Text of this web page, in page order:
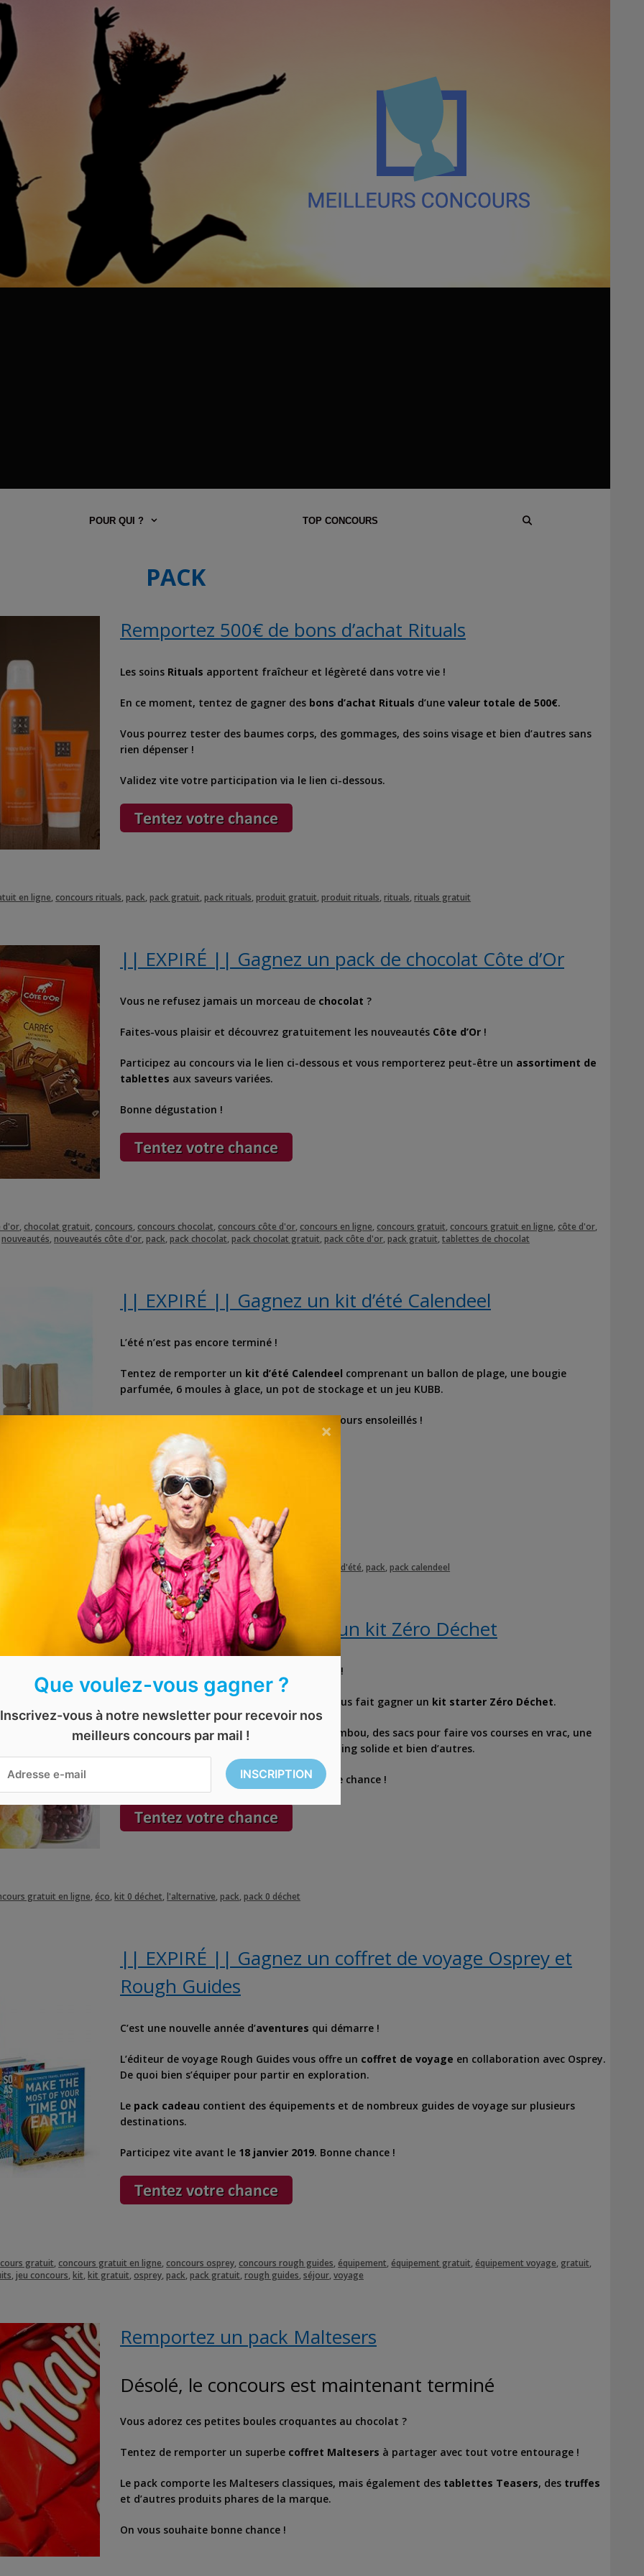
POUR QUI ? TOP CONCOURS
PACK
Remportez 500€ de bons d’achat Rituals
Les soins Rituals apportent fraîcheur et légèreté dans votre vie !
En ce moment, tentez de gagner des bons d’achat Rituals d’une valeur totale de 500€.
Vous pourrez tester des baumes corps, des gommages, des soins visage et bien d’autres sans
rien dépenser !
Validez vite votre participation via le lien ci-dessous.
en ligne concours rituals ,pack ,pack gratuit ,pack rituals ,produit gratuit ,produit rituals ,rituals ,rituals gratuit
|| EXPIRÉ || Gagnez un pack de chocolat Côte d’Or
Vous ne refusez jamais un morceau de chocolat ?
Faites-vous plaisir et découvrez gratuitement les nouveautés Côte d’Or !
Participez au concours via le lien ci-dessous et vous remporterez peut-être un assortiment de
tablettes aux saveurs variées.
Bonne dégustation !
d'or chocolat gratuit concours concours chocolat concours côte d'or concours en ligne concours gratuit concours gratuit en ligne côte d'or
nouveautés nouveautés côte d'or pack pack chocolat pack chocolat gratuit pack côte d'or pack gratuit tablettes de chocolat
|| EXPIRÉ || Gagnez un kit d’été Calendeel
L’été n’est pas encore terminé !
Tentez de remporter un kit d’été Calendeel comprenant un ballon de plage, une bougie
parfumée, 6 moules à glace, un pot de stockage et un jeu KUBB.
De quoi profiter un maximum des derniers jours ensoleillés !
Participez avant le
concours gratuit en ligne,été,jeu concours, kit , kit calendeel kit d'été,pack,pack calendeel
|| EXPIRÉ || Remportez un kit Zéro Déchet
Optez pour un mode de vie plus écologique !
vous fait gagner un kit starter Zéro Déchet.
Ce pack comprend une brosse à dent en bambou, des sacs pour faire vos courses en vrac, une
gourde, des pailles réutilisables, du shampoing solide et bien d’autres.
Le concours se clôture le31 mai 2019. Bonne chance !
gratuit en ligne éco ,kit 0 déchet ,l'alternative ,pack ,pack 0 déchet
|| EXPIRÉ || Gagnez un coffret de voyage Osprey et
Rough Guides
C’est une nouvelle année d’aventures qui démarre !
L’éditeur de voyage Rough Guides vous offre un coffret de voyage en collaboration avec Osprey.
De quoi bien s’équiper pour partir en exploration.
Le pack cadeau contient des équipements et de nombreux guides de voyage sur plusieurs
destinations.
Participez vite avant le 18 janvier 2019. Bonne chance !
gratuit concours gratuit en ligne concours osprey concours rough guides équipement équipement gratuit équipement voyage gratuit
jeu concours kit kit gratuit osprey pack pack gratuit rough guides séjour voyage
Remportez un pack Maltesers
Désolé, le concours est maintenant terminé
Vous adorez ces petites boules croquantes au chocolat ?
Tentez de remporter un superbe coffret Maltesers à partager avec tout votre entourage !
Le pack comporte les Maltesers classiques, mais également des tablettes Teasers, des truffes
et d’autres produits phares de la marque.
On vous souhaite bonne chance !
Que voulez-vous gagner ?
Inscrivez-vous à notre newsletter pour recevoir nos
meilleurs concours par mail !
×